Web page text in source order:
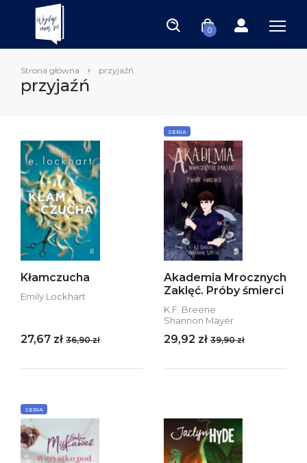
0
Strona główna przyjaźń
przyjaźń
Kłamczucha
Emily Lockhart
27,67 zł 36,90 zł
SERIA
Akademia Mrocznych
Zaklęć. Próby śmierci
K.F. Breene
Shannon Mayer
29,92 zł 39,90 zł
SERIA